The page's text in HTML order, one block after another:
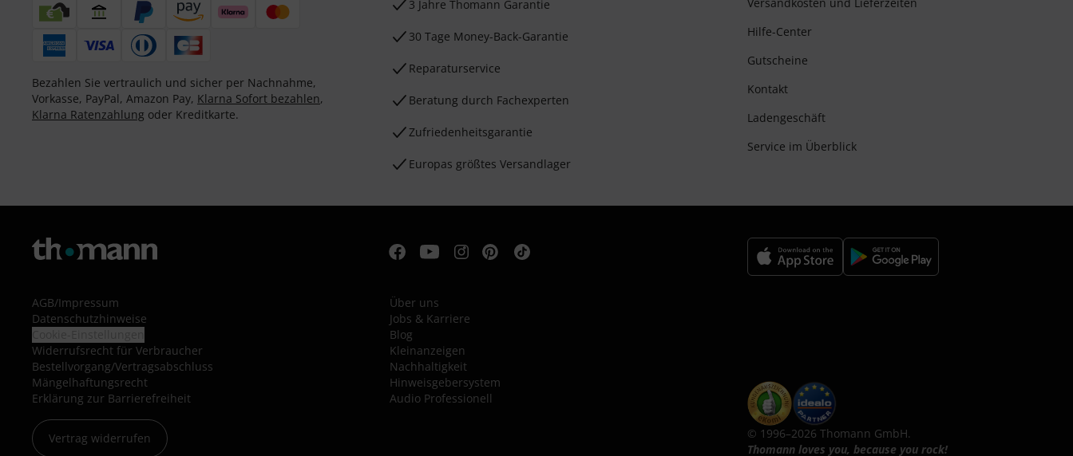
Bezahlen Sie vertraulich und sicher per Nachnahme,
Vorkasse, PayPal, Amazon Pay, Klarna Sofort bezahlen,
Klarna Ratenzahlung oder Kreditkarte.
3 Jahre Thomann Garantie
30 Tage Money-Back-Garantie
Reparaturservice
Beratung durch Fachexperten
Zufriedenheitsgarantie
Europas größtes Versandlager
Hilfe-Center
Gutscheine
Kontakt
Ladengeschäft
Service im Überblick
AGB/Impressum
Datenschutzhinweise
Widerrufsrecht für Verbraucher
Bestellvorgang/Vertragsabschluss
Mängelhaftungsrecht
Erklärung zur Barrierefreiheit
Vertrag widerrufen
Über uns
Jobs & Karriere
Blog
Kleinanzeigen
Nachhaltigkeit
Hinweisgebersystem
Audio Professionell
© 1996–2026 Thomann GmbH.
Thomann loves you, because you rock!